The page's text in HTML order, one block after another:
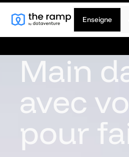
Enseigne
Main
avec
pour